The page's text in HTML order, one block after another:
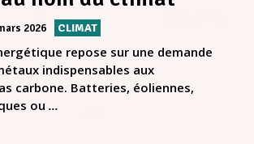
2026 CLIMAT
repose sur une demande
indispensables aux
carbone. Batteries, éoliennes,
ou ...